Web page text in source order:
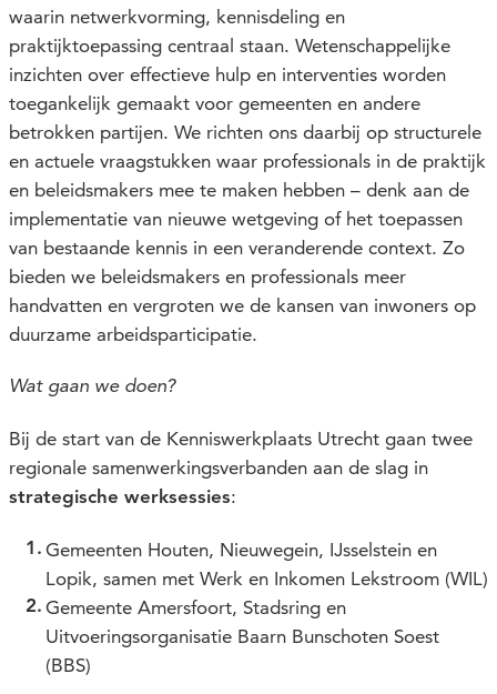
waarin netwerkvorming, kennisdeling en
praktijktoepassing centraal staan. Wetenschappelijke
inzichten over effectieve hulp en interventies worden
toegankelijk gemaakt voor gemeenten en andere
betrokken partijen. We richten ons daarbij op structurele
en actuele vraagstukken waar professionals in de praktijk
en beleidsmakers mee te maken hebben – denk aan de
implementatie van nieuwe wetgeving of het toepassen
van bestaande kennis in een veranderende context. Zo
bieden we beleidsmakers en professionals meer
handvatten en vergroten we de kansen van inwoners op
duurzame arbeidsparticipatie.
Wat gaan we doen?
Bij de start van de Kenniswerkplaats Utrecht gaan twee
regionale samenwerkingsverbanden aan de slag in
strategische werksessies:
Gemeenten Houten, Nieuwegein, IJsselstein en
Lopik, samen met Werk en Inkomen Lekstroom (WIL)
Gemeente Amersfoort, Stadsring en
Uitvoeringsorganisatie Baarn Bunschoten Soest
(BBS)